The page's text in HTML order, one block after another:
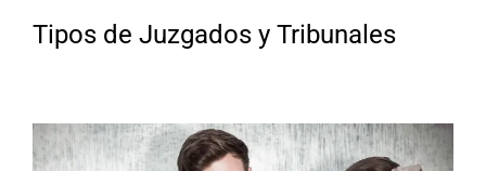
Tipos de Juzgados y Tribunales